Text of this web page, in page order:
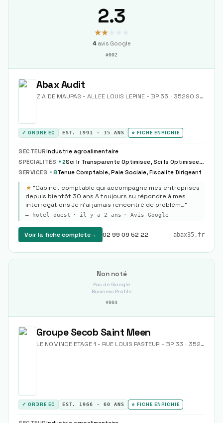
2.3
★★★★★
4avis Google
#002
Abax Audit
Z A DE MAUPAS - ALLEE LOUIS LEPINE - BP 55 · 35290 Saint-Méen-le-Grand
✓ ORDRE EC EST. 1991 ·35 ANS ⭐ FICHE ENRICHIE
SECTEURIndustrie agroalimentaire
SPÉCIALITÉS +2
Sci Ir Transparente Optimisee, Sci Is Optimisee Transmission
SERVICES +8Tenue Comptable, Paie Sociale, Fiscalite Dirigeant
★ "Cabinet comptable qui accompagne mes entreprises
depuis bientôt 30 ans A toujours su répondre à mes
interrogations Je n’ai jamais rencontré de problèm…"
— hotel ouest · il y a 2 ans · Avis Google
Voir la fiche complète→ 02 99 09 52 22 abax35.fr
Non noté
Pas de Google
Business Profile
#003
Groupe Secob Saint Meen
LE NOMINOE ETAGE 1 - RUE LOUIS PASTEUR - BP 33 · 35290
✓ ORDRE EC EST. 1966 ·60 ANS ⭐ FICHE ENRICHIE